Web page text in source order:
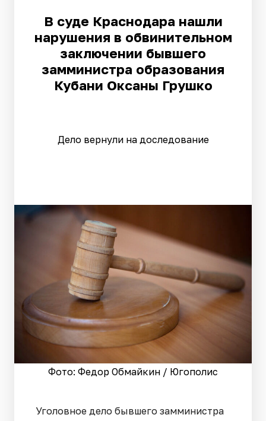
В суде Краснодара нашли
нарушения в обвинительном
заключении бывшего
замминистра образования
Кубани Оксаны Грушко
Дело вернули на доследование
Фото: Федор Обмайкин / Югополис
Уголовное дело бывшего замминистра